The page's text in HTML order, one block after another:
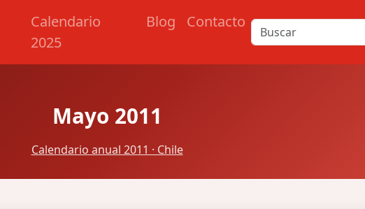
Calendario
2025
Blog Contacto
Mayo 2011
Calendario anual 2011 · Chile